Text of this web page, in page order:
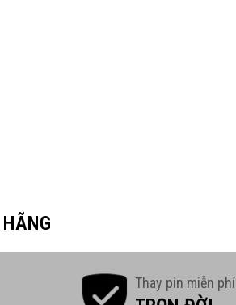
Thay pin miễn phí